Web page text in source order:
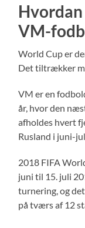
VM-
World Cup er
Det tiltrækker
VM er en
år, hvor den
afholdes hvert
Rusland i juni-
2018 FIFA
juni til 15. juli
turnering, og
på tværs af 12